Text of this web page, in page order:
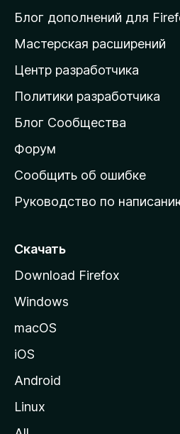
и
а
д
о
а
ш
н
ю
т
а
н
у
M
Блог дополнений для
Мастерская расширений
Центр разработчика
Политики разработчика
Блог Сообщества
Форум
Сообщить об ошибке
Руководство по
Скачать
Download Firefox
Windows
macOS
iOS
Android
Linux